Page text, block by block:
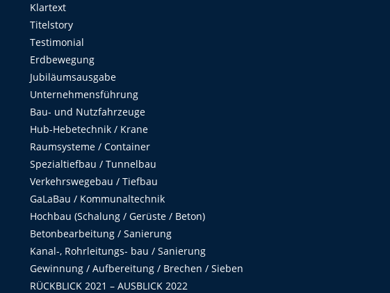
Klartext
Titelstory
Testimonial
Erdbewegung
Jubiläumsausgabe
Unternehmensführung
Bau- und Nutzfahrzeuge
Hub-Hebetechnik / Krane
Raumsysteme / Container
Spezialtiefbau / Tunnelbau
Verkehrswegebau / Tiefbau
GaLaBau / Kommunaltechnik
Hochbau (Schalung / Gerüste / Beton)
Betonbearbeitung / Sanierung
Kanal-, Rohrleitungs- bau / Sanierung
Gewinnung / Aufbereitung / Brechen / Sieben
RÜCKBLICK 2021 – AUSBLICK 2022